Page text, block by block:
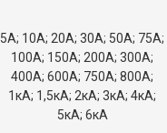
5А; 10А; 20А; 30А; 50А; 75А;
100А; 150А; 200А; 300А;
400А; 600А; 750А; 800А;
1кА; 1,5кА; 2кА; 3кА; 4кА;
5кА; 6кА